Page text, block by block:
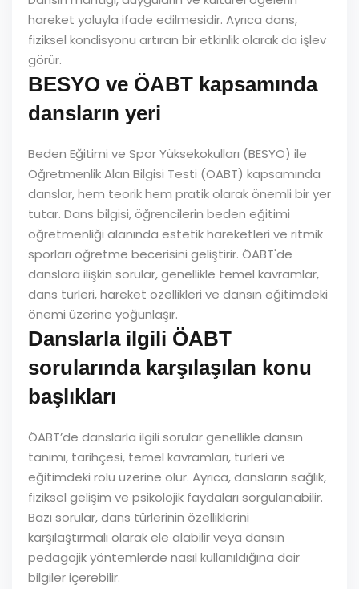
hareket yoluyla ifade edilmesidir. Ayrıca dans,
fiziksel kondisyonu artıran bir etkinlik olarak da işlev
görür.
BESYO ve ÖABT kapsamında
dansların yeri
Beden Eğitimi ve Spor Yüksekokulları (BESYO) ile
Öğretmenlik Alan Bilgisi Testi (ÖABT) kapsamında
danslar, hem teorik hem pratik olarak önemli bir yer
tutar. Dans bilgisi, öğrencilerin beden eğitimi
öğretmenliği alanında estetik hareketleri ve ritmik
sporları öğretme becerisini geliştirir. ÖABT'de
danslara ilişkin sorular, genellikle temel kavramlar,
dans türleri, hareket özellikleri ve dansın eğitimdeki
önemi üzerine yoğunlaşır.
Danslarla ilgili ÖABT
sorularında karşılaşılan konu
başlıkları
ÖABT’de danslarla ilgili sorular genellikle dansın
tanımı, tarihçesi, temel kavramları, türleri ve
eğitimdeki rolü üzerine olur. Ayrıca, dansların sağlık,
fiziksel gelişim ve psikolojik faydaları sorgulanabilir.
Bazı sorular, dans türlerinin özelliklerini
karşılaştırmalı olarak ele alabilir veya dansın
pedagojik yöntemlerde nasıl kullanıldığına dair
bilgiler içerebilir.